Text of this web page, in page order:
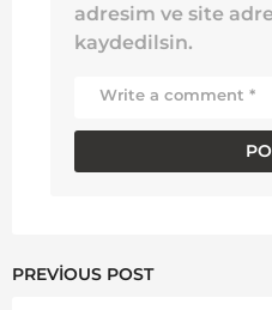
adresim ve site
kaydedilsin.
PREVIOUS POST